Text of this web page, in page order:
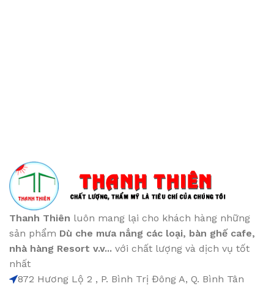
Thanh Thiên luôn mang lại cho khách hàng những
sản phẩm Dù che mưa nắng các loại, bàn ghế cafe,
nhà hàng Resort v.v... với chất lượng và dịch vụ tốt
nhất
872 Hương Lộ 2 , P. Bình Trị Đông A, Q. Bình Tân